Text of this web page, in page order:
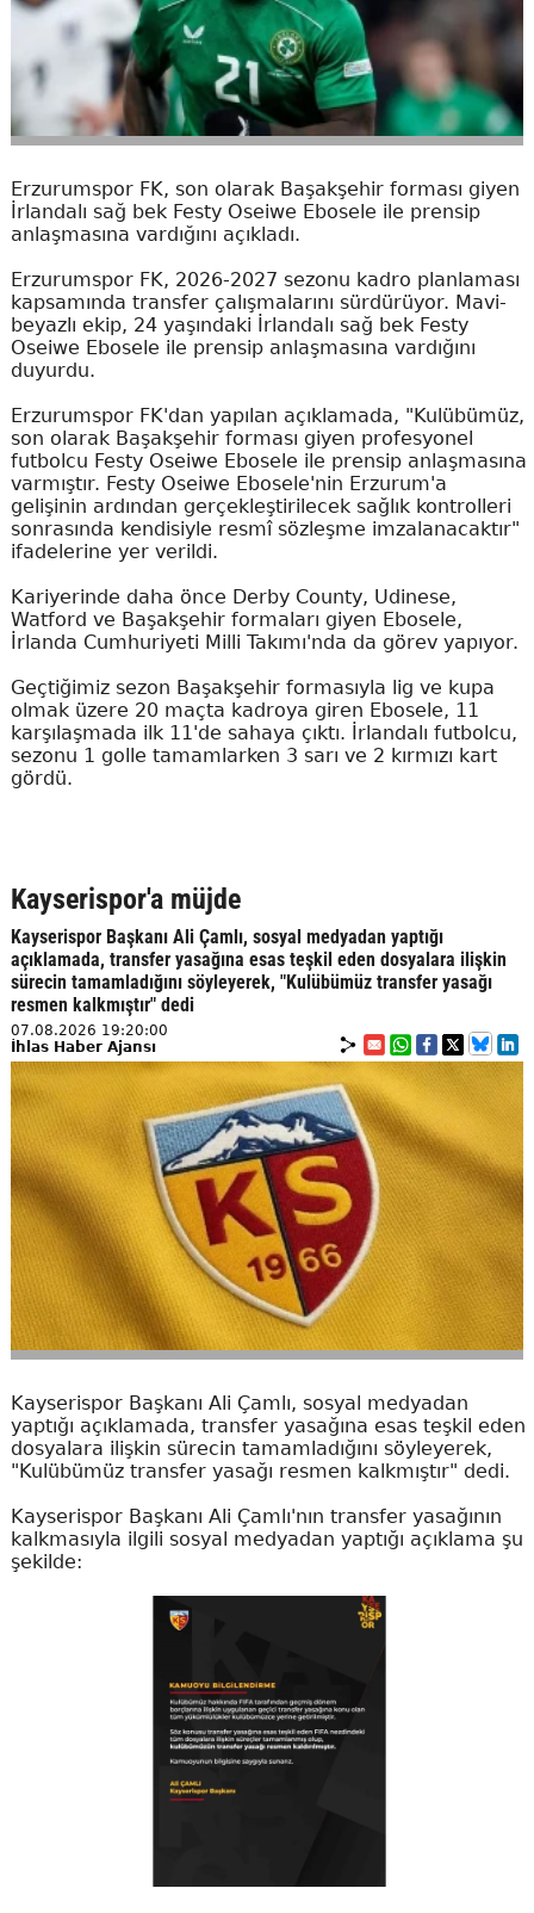
Erzurumspor FK, son olarak Başakşehir forması giyen
İrlandalı sağ bek Festy Oseiwe Ebosele ile prensip
anlaşmasına vardığını açıkladı.
Erzurumspor FK, 2026-2027 sezonu kadro planlaması
kapsamında transfer çalışmalarını sürdürüyor. Mavi-
beyazlı ekip, 24 yaşındaki İrlandalı sağ bek Festy
Oseiwe Ebosele ile prensip anlaşmasına vardığını
duyurdu.
Erzurumspor FK'dan yapılan açıklamada, "Kulübümüz,
son olarak Başakşehir forması giyen profesyonel
futbolcu Festy Oseiwe Ebosele ile prensip anlaşmasına
varmıştır. Festy Oseiwe Ebosele'nin Erzurum'a
gelişinin ardından gerçekleştirilecek sağlık kontrolleri
sonrasında kendisiyle resmî sözleşme imzalanacaktır"
ifadelerine yer verildi.
Kariyerinde daha önce Derby County, Udinese,
Watford ve Başakşehir formaları giyen Ebosele,
İrlanda Cumhuriyeti Milli Takımı'nda da görev yapıyor.
Geçtiğimiz sezon Başakşehir formasıyla lig ve kupa
olmak üzere 20 maçta kadroya giren Ebosele, 11
karşılaşmada ilk 11'de sahaya çıktı. İrlandalı futbolcu,
sezonu 1 golle tamamlarken 3 sarı ve 2 kırmızı kart
gördü.
Kayserispor'a müjde
Kayserispor Başkanı Ali Çamlı, sosyal medyadan yaptığı
açıklamada, transfer yasağına esas teşkil eden dosyalara ilişkin
sürecin tamamladığını söyleyerek, "Kulübümüz transfer yasağı
resmen kalkmıştır" dedi
07.08.2026 19:20:00
İhlas Haber Ajansı
Kayserispor Başkanı Ali Çamlı, sosyal medyadan
yaptığı açıklamada, transfer yasağına esas teşkil eden
dosyalara ilişkin sürecin tamamladığını söyleyerek,
"Kulübümüz transfer yasağı resmen kalkmıştır" dedi.
Kayserispor Başkanı Ali Çamlı'nın transfer yasağının
kalkmasıyla ilgili sosyal medyadan yaptığı açıklama şu
şekilde: